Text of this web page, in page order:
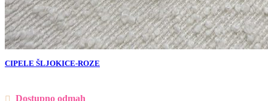
CIPELE ŠLJOKICE-ROZE
Dostupno odmah